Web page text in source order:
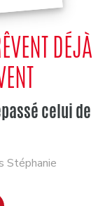
DÉJÀ
celui de
Stéphanie